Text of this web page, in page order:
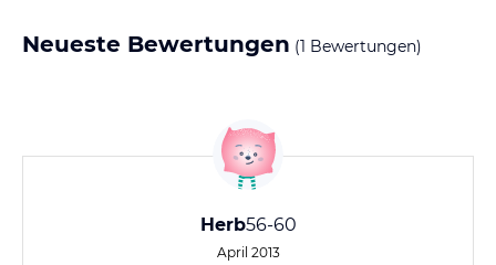
Neueste Bewertungen (1 Bewertungen)
Herb56-60
April 2013